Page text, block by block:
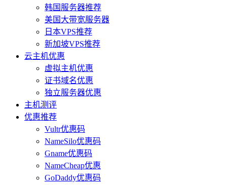
韩国服务器推荐
美国大带宽服务器
日本VPS推荐
新加坡VPS推荐
云主机优惠
虚拟主机优惠
证书域名优惠
独立服务器优惠
主机测评
优惠推荐
Vultr优惠码
NameSilo优惠码
Gname优惠码
NameCheap优惠
GoDaddy优惠码